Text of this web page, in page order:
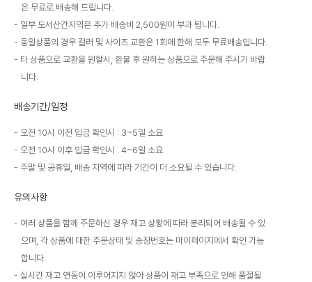
은 무료로 배송해 드립니다.
일부 도서산간지역은 추가 배송비 2,500원이 부과 됩니다.
동일상품의 경우 컬러 및 사이즈 교환은 1회에 한해 모두 무료배송입니다.
타 상품으로 교환을 원할시, 환불 후 원하는 상품으로 주문해 주시기 바랍
니다.
배송기간/일정
오전 10시 이전 입금 확인시 : 3~5일 소요
오전 10시 이후 입금 확인시 : 4~6일 소요
주말 및 공휴일, 배송 지역에 따라 기간이 더 소요될 수 있습니다.
유의사항
여러 상품을 함께 주문하신 경우 재고 상황에 따라 분리되어 배송될 수 있
으며, 각 상품에 대한 주문상태 및 송장번호는 마이페이지에서 확인 가능
합니다.
실시간 재고 연동이 이루어지지 않아 상품이 재고 부족으로 인해 품절될